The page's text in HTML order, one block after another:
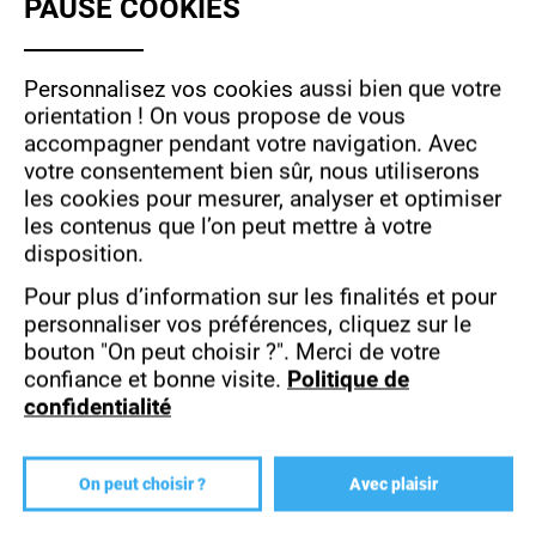
l’écoute, le sens de l’argumentation, le sens de
la communication, la réactivité, la capacité à
collaborer et à co-créer, le sens auto critique,
une force de travail.
QUELLES SONT LES COMPÉTENCES
DU DESIGNER RETAIL ?
Les compétences ont à la fois de l’ordre de la
réflexion, de l’analyse et de la création :
comprendre les problématiques.
comprendre les enjeux stratégiques
des marques
comprendre les territoires de marques
OF
PERSONAL
DATA
AND
COOKIES
PAUSE COOKIES
Personnalisez vos cookies aussi bien que votre
orientation ! On vous propose de vous
accompagner pendant votre navigation. Avec
votre consentement bien sûr, nous utiliserons
les cookies pour mesurer, analyser et optimiser
les contenus que l’on peut mettre à votre
disposition.
Pour plus d’information sur les finalités et pour
personnaliser vos préférences, cliquez sur le
bouton "On peut choisir ?". Merci de votre
confiance et bonne visite. Politique de
confidentialité
On peut choisir ? Avec plaisir